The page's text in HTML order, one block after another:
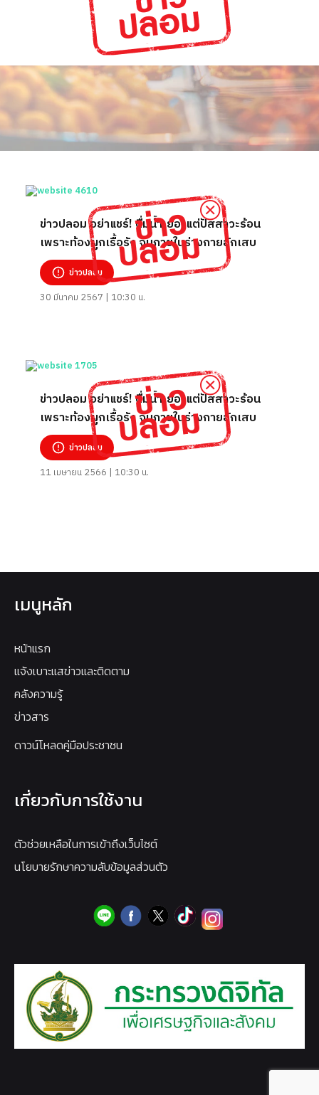
ข่าวปลอม อย่าแชร์! ดื่มน้ำเยอะแต่ปัสสาวะร้อน
เพราะท้องผูกเรื้อรัง จนภายในร่างกายอักเสบ
ข่าวปลอม
30 มีนาคม 2567 | 10:30 น.
ข่าวปลอม อย่าแชร์! ดื่มน้ำเยอะแต่ปัสสาวะร้อน
เพราะท้องผูกเรื้อรัง จนภายในร่างกายอักเสบ
ข่าวปลอม
11 เมษายน 2566 | 10:30 น.
เมนูหลัก
หน้าแรก
แจ้งเบาะแสข่าวและติดตาม
คลังความรู้
ข่าวสาร
ดาวน์โหลดคู่มือประชาชน
เกี่ยวกับการใช้งาน
ตัวช่วยเหลือในการเข้าถึงเว็บไซต์
นโยบายรักษาความลับข้อมูลส่วนตัว